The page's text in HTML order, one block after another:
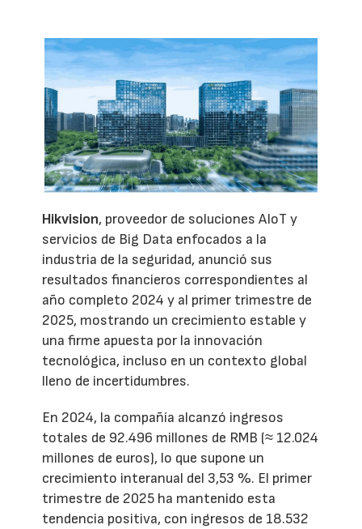
Hikvision, proveedor de soluciones AIoT y
servicios de Big Data enfocados a la
industria de la seguridad, anunció sus
resultados financieros correspondientes al
año completo 2024 y al primer trimestre de
2025, mostrando un crecimiento estable y
una firme apuesta por la innovación
tecnológica, incluso en un contexto global
lleno de incertidumbres.
En 2024, la compañía alcanzó ingresos
totales de 92.496 millones de RMB (≈ 12.024
millones de euros), lo que supone un
crecimiento interanual del 3,53 %. El primer
trimestre de 2025 ha mantenido esta
tendencia positiva, con ingresos de 18.532